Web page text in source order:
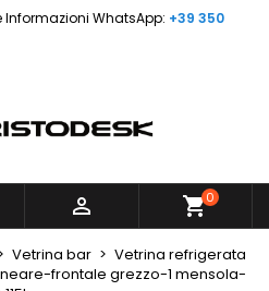
Informazioni WhatsApp: +39 350
 shopping_cart0
Vetrina bar
Vetrina refrigerata
frontale grezzo-1 mensola-